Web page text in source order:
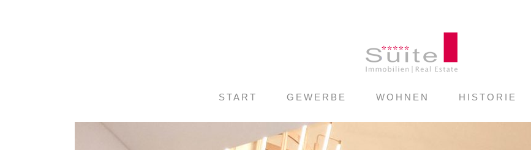
START GEWERBE WOHNEN HISTORIE